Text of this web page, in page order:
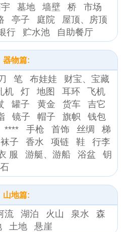
墓地 墙壁 桥
市场
亭子 庭院
屋顶、房顶
行 贮水池 自助餐厅
器物篇:
笔 布娃娃
财宝、宝藏
机 灯 地图 耳环
飞机
罐子 黄金 货车
吉它
镜子 帽子 旗帜
钱包
**** 手枪 首饰 丝绸
梯
袜子 香水 项链 鞋
行李
服 游艇、游船 浴盆
钥
山地篇:
流 湖泊 火山 泉水
森
土地 悬崖